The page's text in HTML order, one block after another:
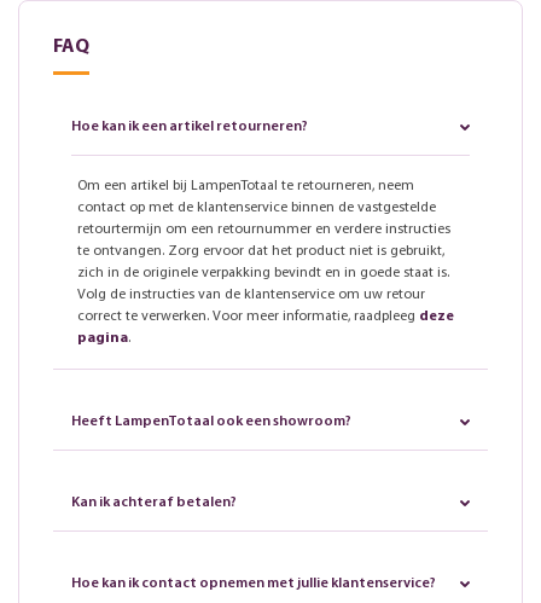
FAQ
Hoe kan ik een artikel retourneren?
Om een artikel bij LampenTotaal te retourneren, neem
contact op met de klantenservice binnen de vastgestelde
retourtermijn om een retournummer en verdere instructies
te ontvangen. Zorg ervoor dat het product niet is gebruikt,
zich in de originele verpakking bevindt en in goede staat is.
Volg de instructies van de klantenservice om uw retour
correct te verwerken. Voor meer informatie, raadpleeg deze
pagina.
Heeft LampenTotaal ook een showroom?
Kan ik achteraf betalen?
Hoe kan ik contact opnemen met jullie klantenservice?